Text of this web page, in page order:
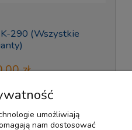
290 (Wszystkie
zł
umożliwiają
nam dostosować